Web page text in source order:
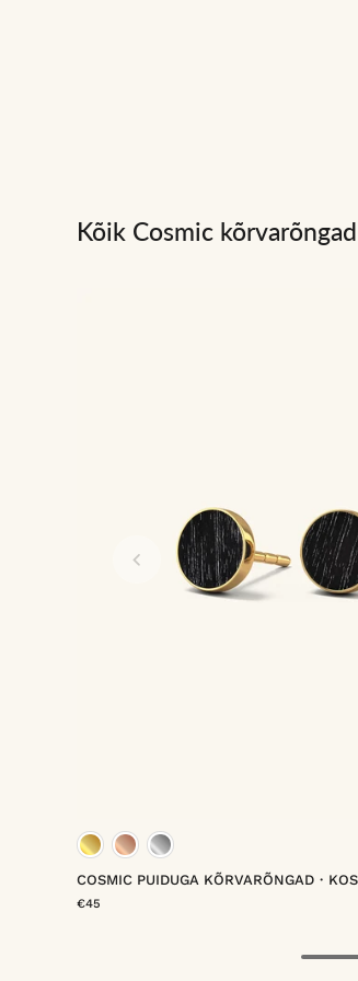
Kõik Cosmic kõrvarõngad
COSMIC PUIDUGA KÕRVARÕNGAD・
€45